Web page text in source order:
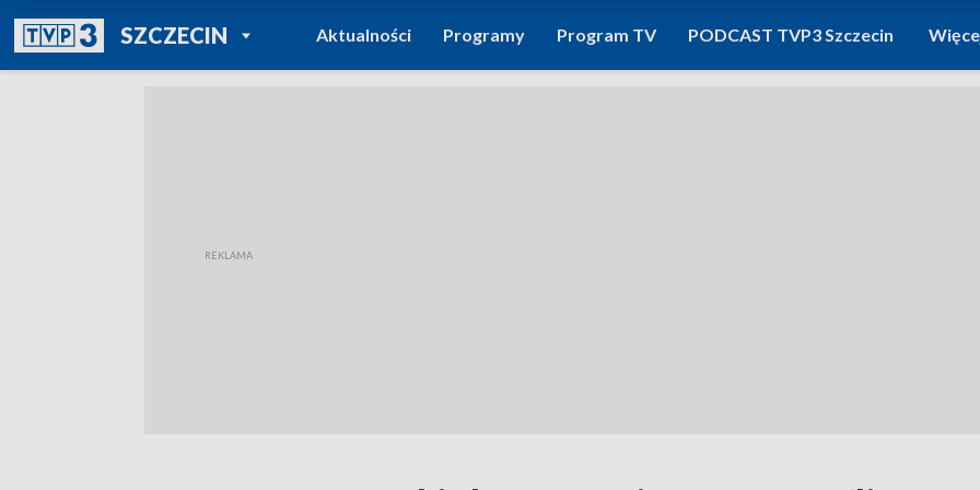
SZCZECINPOWRÓT DO
TVP REGIONY
Aktualności Programy Program TV PODCAST TVP3 Szczecin